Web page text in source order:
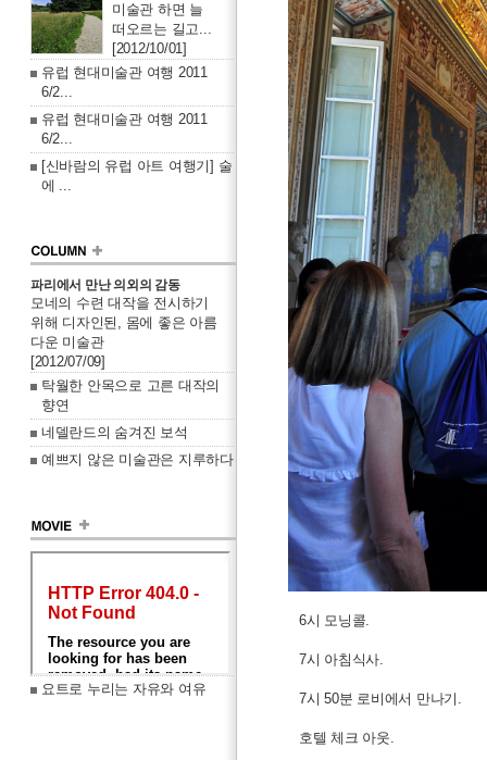
미술관 하면 늘
떠오르는 길고...
[2012/10/01]
유럽 현대미술관 여행 2011
6/2...
유럽 현대미술관 여행 2011
6/2...
[신바람의 유럽 아트 여행기] 술
에 ...
파리에서 만난 의외의 감동
모네의 수련 대작을 전시하기
위해 디자인된, 몸에 좋은 아름
다운 미술관
[2012/07/09]
탁월한 안목으로 고른 대작의
향연
네델란드의 숨겨진 보석
예쁘지 않은 미술관은 지루하다
요트로 누리는 자유와 여유
6시 모닝콜.
7시 아침식사.
7시 50분 로비에서 만나기.
호텔 체크 아웃.